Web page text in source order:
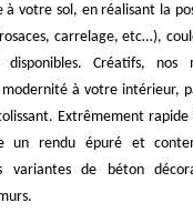
à votre sol, en réalisant la
carrelage, etc…),
Créatifs, nos
à votre intérieur,
Extrêmement rapide
un rendu épuré et
variantes de béton